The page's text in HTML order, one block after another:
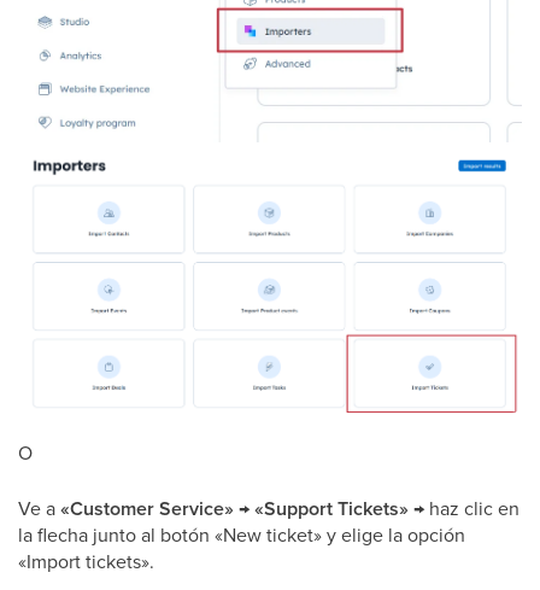
O
Ve a«Customer Service» → «Support Tickets» → haz clic en
la flecha junto al botón «New ticket» y elige la opción
«Import tickets».